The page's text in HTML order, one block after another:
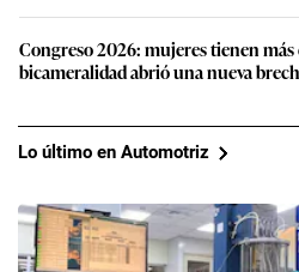
Congreso 2026: mujeres tienen más
bicameralidad abrió una nueva
Lo último en Automotriz